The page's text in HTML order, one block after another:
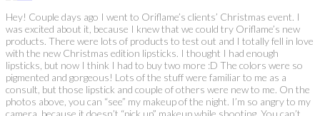
Hey! Couple days ago I went to Oriflame’s clients’ Christmas event. I
was excited about it, because I knew that we could try Oriflame’s new
products. There were lots of products to test out and I totally fell in love
with the new Christmas edition lipsticks. I thought I had enough
lipsticks, but now I think I had to buy two more :D The colors were so
pigmented and gorgeous! Lots of the stuff were familiar to me as a
consult, but those lipstick and couple of others were new to me. On the
photos above, you can “see” my makeup of the night. I’m so angry to my
camera, because it doesn’t “pick up” makeup while shooting. You can’t